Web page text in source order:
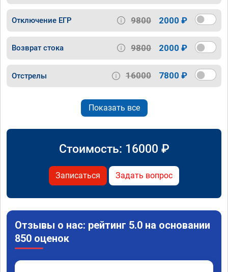
Отключение ЕГР 9800 2000 ₽
Возврат стока 9800 2000 ₽
Отстрелы 16000 7800 ₽
Показать все
Стоимость: 16000 ₽
Записаться Задать вопрос
Отзывы о нас: рейтинг 5.0 на основании
850 оценок